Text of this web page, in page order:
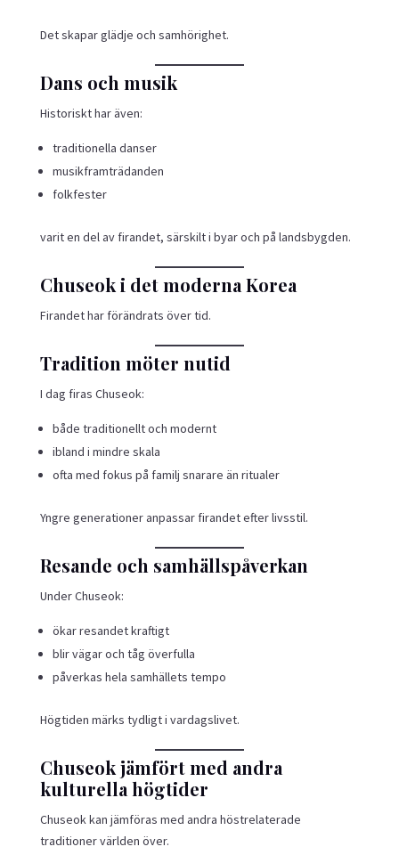
Det skapar glädje och samhörighet.
Dans och musik
Historiskt har även:
traditionella danser
musikframträdanden
folkfester
varit en del av firandet, särskilt i byar och på landsbygden.
Chuseok i det moderna Korea
Firandet har förändrats över tid.
Tradition möter nutid
I dag firas Chuseok:
både traditionellt och modernt
ibland i mindre skala
ofta med fokus på familj snarare än ritualer
Yngre generationer anpassar firandet efter livsstil.
Resande och samhällspåverkan
Under Chuseok:
ökar resandet kraftigt
blir vägar och tåg överfulla
påverkas hela samhällets tempo
Högtiden märks tydligt i vardagslivet.
Chuseok jämfört med andra
kulturella högtider
Chuseok kan jämföras med andra höstrelaterade
traditioner världen över.